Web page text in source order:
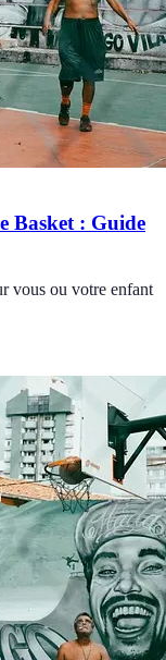
Basket : Guide
vous ou votre enfant